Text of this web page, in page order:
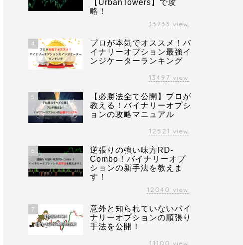
【UrbanTowers】で攻
略！
13733 view
4
プロが本気でオススメ！バ
イナリーオプション最強イ
ンジケーターランキング
13497 view
5
【必勝法全て公開】プロが
教える！バイナリーオプシ
ョンの攻略マニュアル
12521 view
6
逆張りの強い味方RD-
Combo！バイナリーオプ
ションの新手法を教えま
す！
12040 view
7
意外と知られていないバイ
ナリーオプションの順張り
手法を公開！
11100 view